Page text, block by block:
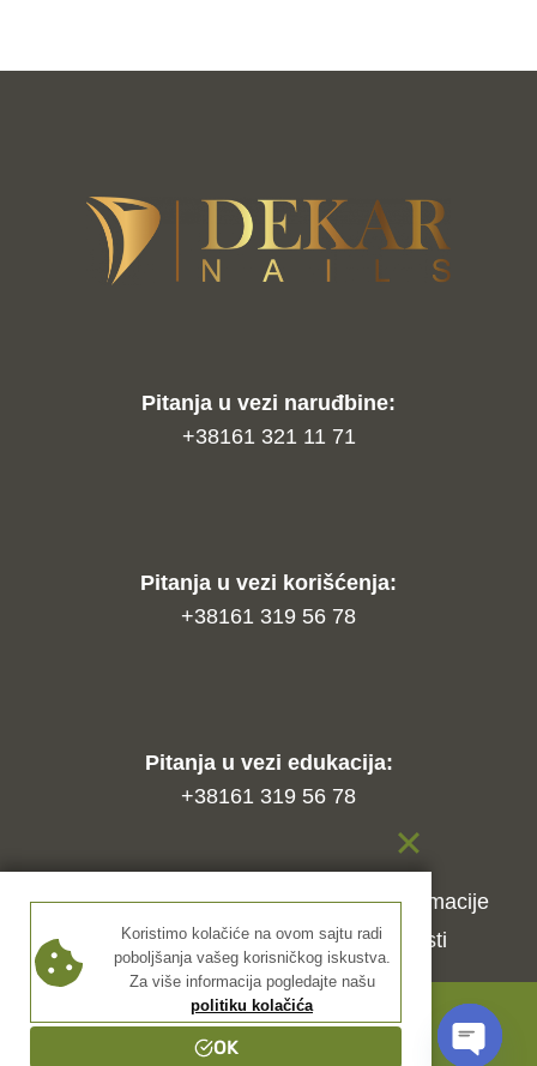
Pitanja u vezi naruđbine:
+38161 321 11 71
Pitanja u vezi korišćenja:
+38161 319 56 78
Pitanja u vezi edukacija:
+38161 319 56 78
Kako naručiti? Način isporuke
Reklamacije
Uslovi korišćenja
Politika privatnosti
© 2026 Dekar nails
Koristimo kolačiće na ovom sajtu radi
poboljšanja vašeg korisničkog iskustva.
Za više informacija pogledajte našu
politiku kolačića
OK